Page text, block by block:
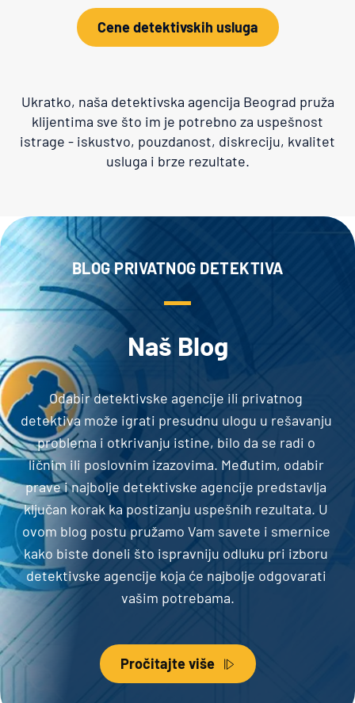
Cene detektivskih usluga
Ukratko, naša detektivska agencija Beograd pruža
klijentima sve što im je potrebno za uspešnost
istrage - iskustvo, pouzdanost, diskreciju, kvalitet
usluga i brze rezultate.
BLOG PRIVATNOG DETEKTIVA
Naš Blog
Odabir detektivske agencije ili privatnog
detektiva može igrati presudnu ulogu u rešavanju
problema i otkrivanju istine, bilo da se radi o
ličnim ili poslovnim izazovima. Međutim, odabir
prave i najbolje detektivske agencije predstavlja
ključan korak ka postizanju uspešnih rezultata. U
ovom blog postu pružamo Vam savete i smernice
kako biste doneli što ispravniju odluku pri izboru
detektivske agencije koja će najbolje odgovarati
vašim potrebama.
Pročitajte više